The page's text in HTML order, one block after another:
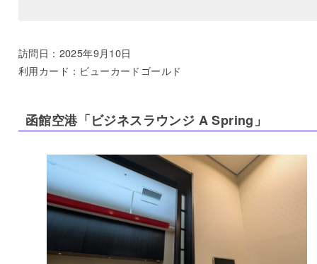
訪問日：2025年9月10日
利用カード：ビューカードゴールド
函館空港「ビジネスラウンジ A Spring」